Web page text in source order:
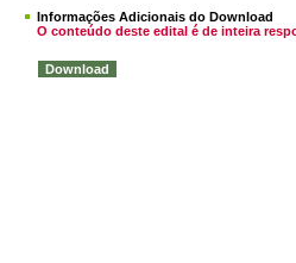
Informações Adicionais do Download
O conteúdo deste edital é de inteira